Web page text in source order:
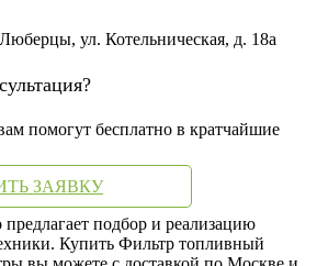
ул. Котельническая, д. 18а
помогут бесплатно в кратчайшие
ЗАЯВКУ
подбор и реализацию
Купить Фильтр топливный